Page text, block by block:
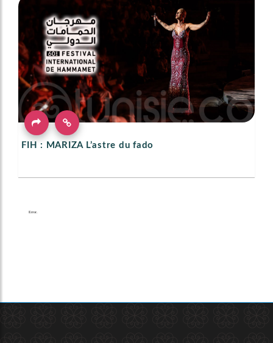
FIH : MARIZA L’astre du fado